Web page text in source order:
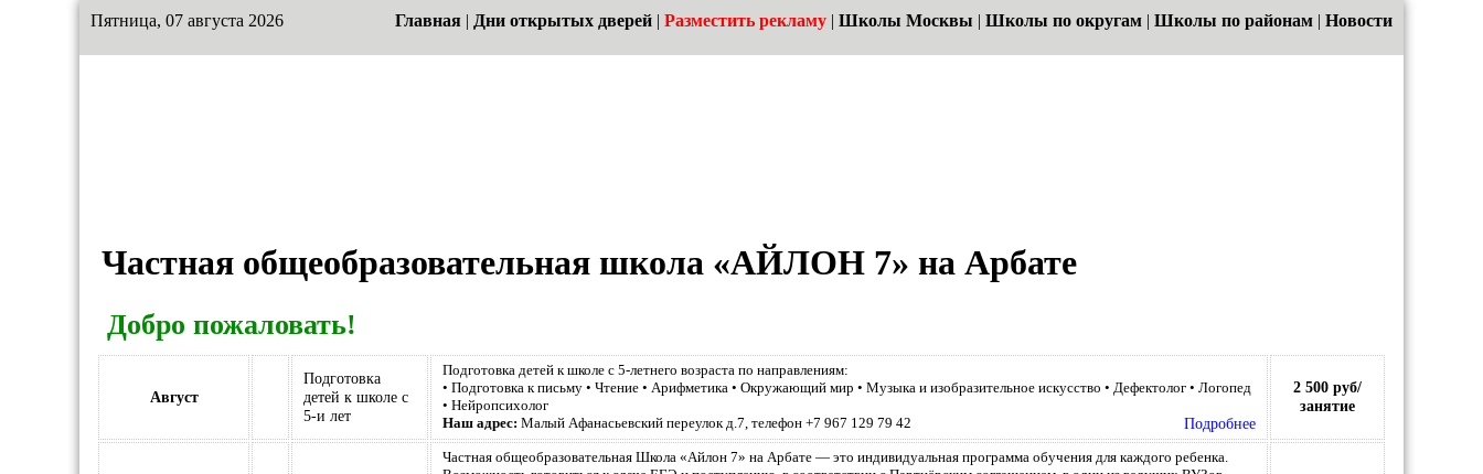
Пятница, 07 августа 2026 Главная | Дни открытых дверей | Разместить рекламу | Школы Москвы | Школы по округам | Школы по районам | Новости
Частная общеобразовательная школа «АЙЛОН 7» на Арбате
Добро пожаловать!
Август
Подготовка
детей к школе с
5-и лет
Подготовка детей к школе с 5-летнего возраста по направлениям:
• Подготовка к письму • Чтение • Арифметика • Окружающий мир • Музыка и изобразительное искусство • Дефектолог • Логопед
• Нейропсихолог
Наш адрес: Малый Афанасьевский переулок д.7, телефон +7 967 129 79 42 Подробнее
2 500 руб/
занятие
Частная общеобразовательная Школа «Айлон 7» на Арбате — это индивидуальная программа обучения для каждого ребенка.